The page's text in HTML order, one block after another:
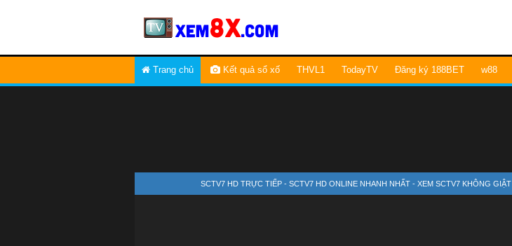
Trang chủ Kết quả sổ xố THVL1 TodayTV Đăng ký 188BET w88
SCTV7 HD TRỰC TIẾP - SCTV7 HD ONLINE NHANH NHẤT - XEM SCTV7 KHÔNG GIẬT